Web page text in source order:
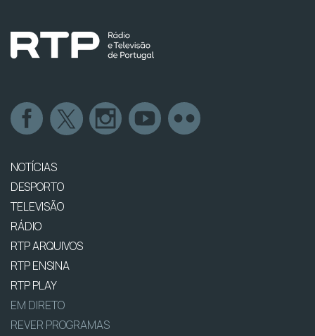
NOTÍCIAS
DESPORTO
TELEVISÃO
RÁDIO
RTP ARQUIVOS
RTP ENSINA
RTP PLAY
EM DIRETO
REVER PROGRAMAS